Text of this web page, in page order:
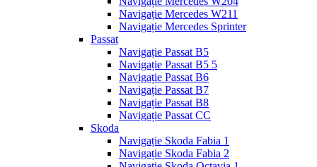
Navigație Mercedes W211
Navigație Mercedes Sprinter
Passat
Navigație Passat B5
Navigație Passat B5 5
Navigație Passat B6
Navigație Passat B7
Navigație Passat B8
Navigație Passat CC
Skoda
Navigație Skoda Fabia 1
Navigație Skoda Fabia 2